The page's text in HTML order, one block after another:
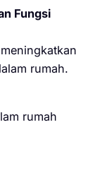
Fungsi
rumah.
rumah